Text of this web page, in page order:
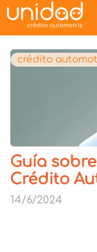
crédito
Guía
Crédito
14/6/2024